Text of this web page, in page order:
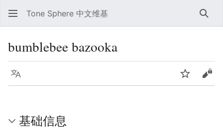
Tone Sphere 中文维基 搜索
bumblebee bazooka
语言 监视 查
基础信息